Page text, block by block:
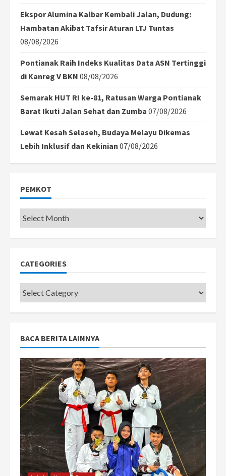
Ekspor Alumina Kalbar Kembali Jalan, Dudung:
Hambatan Akibat Tafsir Aturan LTJ Tuntas
08/08/2026
Pontianak Raih Indeks Kualitas Data ASN Tertinggi
di Kanreg V BKN 08/08/2026
Semarak HUT RI ke-81, Ratusan Warga Pontianak
Barat Ikuti Jalan Sehat dan Zumba 07/08/2026
Lewat Kesah Selaseh, Budaya Melayu Dikemas
Lebih Inklusif dan Kekinian 07/08/2026
PEMKOT
Pemkot
CATEGORIES
Categories
BACA BERITA LAINNYA